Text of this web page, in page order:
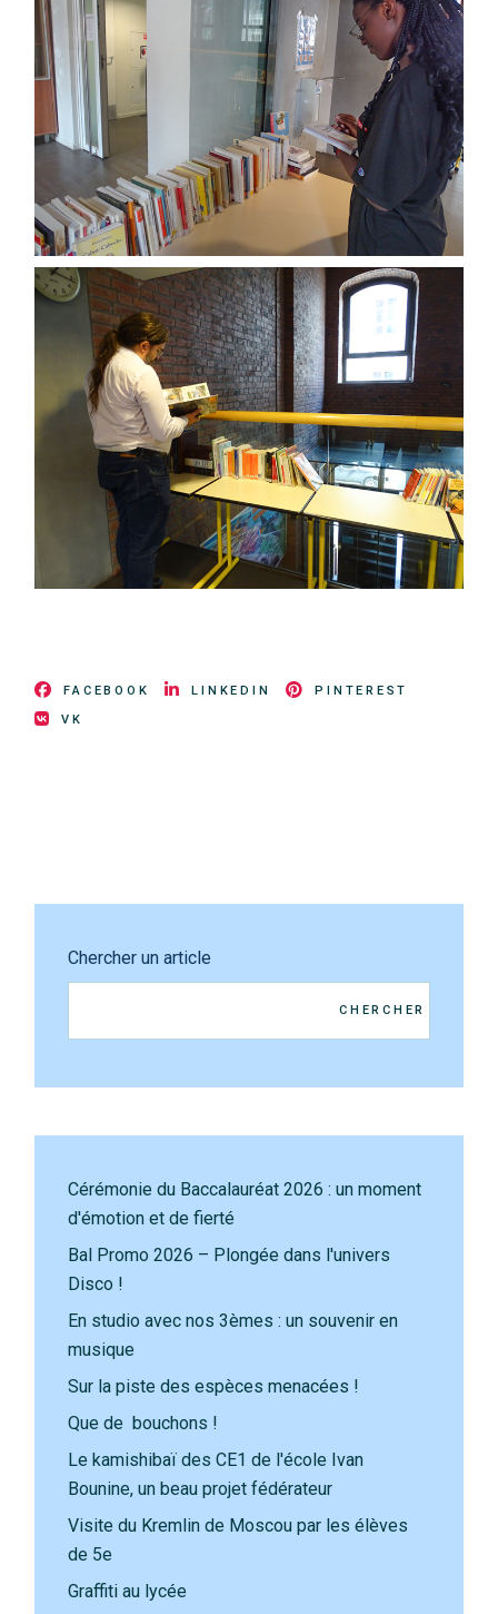
FACEBOOK LINKEDIN
PINTEREST
VK
Chercher un article
CHERCHER
Cérémonie du Baccalauréat 2026 : un moment
d'émotion et de fierté
Bal Promo 2026 – Plongée dans l'univers
Disco !
En studio avec nos 3èmes : un souvenir en
musique
Sur la piste des espèces menacées !
Que de bouchons !
Le kamishibaï des CE1 de l'école Ivan
Bounine, un beau projet fédérateur
Visite du Kremlin de Moscou par les élèves
de 5e
Graffiti au lycée